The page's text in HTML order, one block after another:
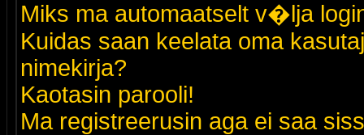
Miks ma automaatselt v�lja
Kuidas saan keelata oma
nimekirja?
Kaotasin parooli!
Ma registreerusin aga ei saa